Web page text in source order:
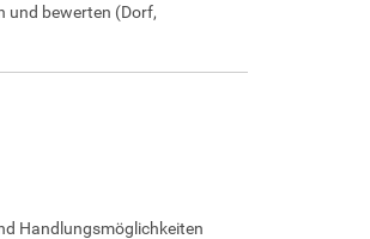
und bewerten (Dorf,
Handlungsmöglichkeiten